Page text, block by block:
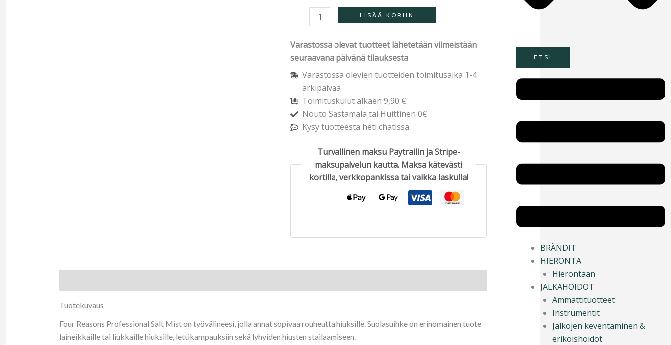
LISÄÄ KORIIN
Varastossa olevat tuotteet lähetetään viimeistään
seuraavana päivänä tilauksesta
Varastossa olevien tuotteiden toimitusaika 1-4
arkipäivää
Toimituskulut alkaen 9,90 €
Nouto Sastamala tai Huittinen 0€
Kysy tuotteesta heti chatissa
Turvallinen maksu Paytrailin ja Stripe-
maksupalvelun kautta. Maksa kätevästi
kortilla, verkkopankissa tai vaikka laskulla!
Tuotekuvaus
Four Reasons Professional Salt Mist on työvälineesi, jolla annat sopivaa rouheutta hiuksille. Suolasuihke on erinomainen tuote
laineikkaille tai liukkaille hiuksille, lettikampauksiin sekä lyhyiden hiusten stailaamiseen.
ETSI
Menu
BRÄNDIT
HIERONTA
Hierontaan
JALKAHOIDOT
Ammattituotteet
Instrumentit
Jalkojen keventäminen &
erikoishoidot